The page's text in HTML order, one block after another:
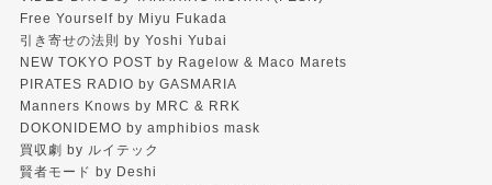
Free Yourself by Miyu Fukada
引き寄せの法則 by Yoshi Yubai
NEW TOKYO POST by Ragelow & Maco Marets
PIRATES RADIO by GASMARIA
Manners Knows by MRC & RRK
DOKONIDEMO by amphibios mask
買収劇 by ルイテック
賢者モード by Deshi